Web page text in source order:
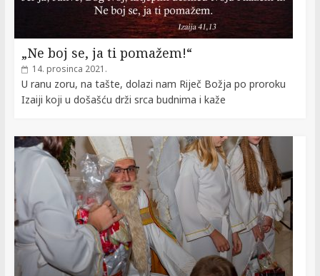
„Ne boj se, ja ti pomažem!“
14. prosinca 2021.
U ranu zoru, na tašte, dolazi nam Riječ Božja po proroku
Izaiji koji u došašću drži srca budnima i kaže